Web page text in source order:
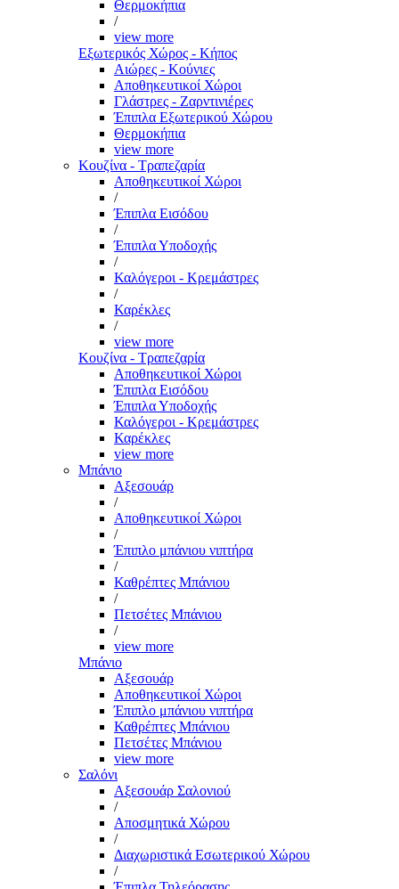
Θερμοκήπια
/
view more
Εξωτερικός Χώρος - Κήπος
Αιώρες - Κούνιες
Αποθηκευτικοί Χώροι
Γλάστρες - Ζαρντινιέρες
Έπιπλα Εξωτερικού Χώρου
Θερμοκήπια
view more
Κουζίνα - Τραπεζαρία
Αποθηκευτικοί Χώροι
/
Έπιπλα Εισόδου
/
Έπιπλα Υποδοχής
/
Καλόγεροι - Κρεμάστρες
/
Καρέκλες
/
view more
Κουζίνα - Τραπεζαρία
Αποθηκευτικοί Χώροι
Έπιπλα Εισόδου
Έπιπλα Υποδοχής
Καλόγεροι - Κρεμάστρες
Καρέκλες
view more
Μπάνιο
Αξεσουάρ
/
Αποθηκευτικοί Χώροι
/
Έπιπλο μπάνιου νιπτήρα
/
Καθρέπτες Μπάνιου
/
Πετσέτες Μπάνιου
/
view more
Μπάνιο
Αξεσουάρ
Αποθηκευτικοί Χώροι
Έπιπλο μπάνιου νιπτήρα
Καθρέπτες Μπάνιου
Πετσέτες Μπάνιου
view more
Σαλόνι
Αξεσουάρ Σαλονιού
/
Αποσμητικά Χώρου
/
Διαχωριστικά Εσωτερικού Χώρου
/